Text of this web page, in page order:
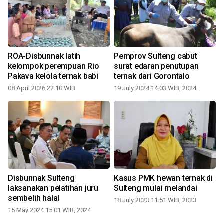
ROA-Disbunnak latih
kelompok perempuan Rio
Pakava kelola ternak babi
08 April 2026 22:10 WIB
Pemprov Sulteng cabut
surat edaran penutupan
ternak dari Gorontalo
19 July 2024 14:03 WIB, 2024
Disbunnak Sulteng
laksanakan pelatihan juru
sembelih halal
15 May 2024 15:01 WIB, 2024
Kasus PMK hewan ternak di
Sulteng mulai melandai
18 July 2023 11:51 WIB, 2023